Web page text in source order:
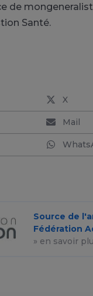
de
Santé.
X
Mail
Source de
Fédération
» en savoir